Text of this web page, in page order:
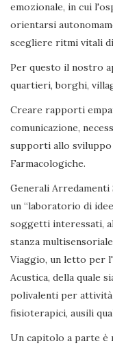
emozionale, in cui
orientarsi
scegliere ritmi vitali
Per questo il nostro
quartieri, borghi,
Creare rapporti
comunicazione,
supporti allo
Farmacologiche.
Generali
un “laboratorio di
soggetti interessati,
stanza
Viaggio, un letto per
Acustica, della quale
polivalenti per
fisioterapici, ausili
Un capitolo a parte è